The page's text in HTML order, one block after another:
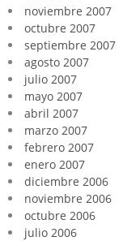
noviembre 2007
octubre 2007
septiembre 2007
agosto 2007
julio 2007
mayo 2007
abril 2007
marzo 2007
febrero 2007
enero 2007
diciembre 2006
noviembre 2006
octubre 2006
julio 2006